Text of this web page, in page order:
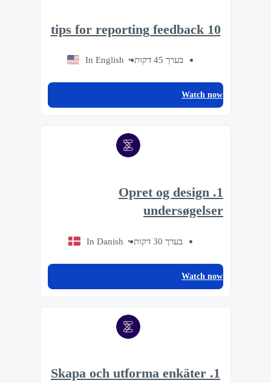
10 tips for reporting feedback
בערך 45 דקות In English
Watch now
1. Opret og design
undersøgelser
בערך 30 דקות In Danish
Watch now
1. Skapa och utforma enkäter